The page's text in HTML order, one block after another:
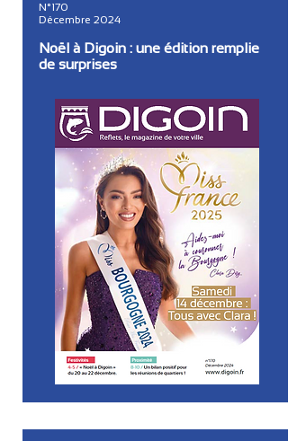
N°170
Décembre 2024
Noël à Digoin : une édition remplie
de surprises